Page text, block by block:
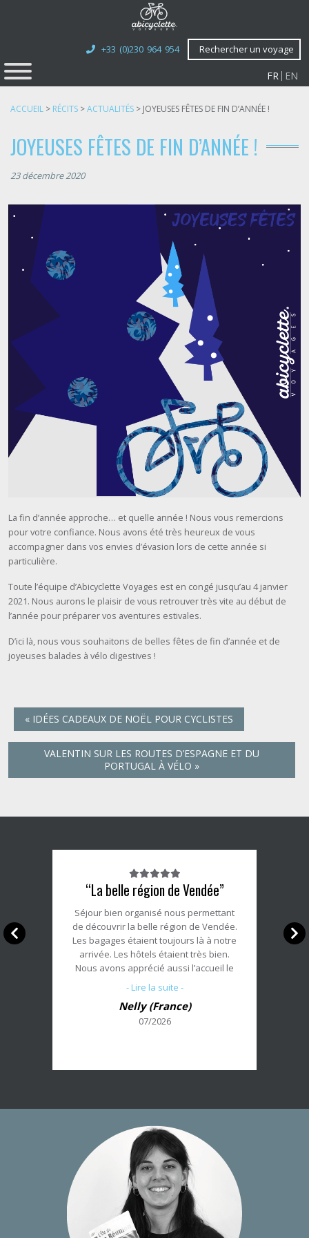
+33 (0)230 964 954 Rechercher un voyage
FR EN
ACCUEIL > RÉCITS >ACTUALITÉS > JOYEUSES FÊTES DE FIN D’ANNÉE !
JOYEUSES FÊTES DE FIN D’ANNÉE !
23 décembre 2020
La fin d’année approche… et quelle année ! Nous vous remercions
pour votre confiance. Nous avons été très heureux de vous
accompagner dans vos envies d’évasion lors de cette année si
particulière.
Toute l’équipe d’Abicyclette Voyages est en congé jusqu’au 4 janvier
2021. Nous aurons le plaisir de vous retrouver très vite au début de
l’année pour préparer vos aventures estivales.
D’ici là, nous vous souhaitons de belles fêtes de fin d’année et de
joyeuses balades à vélo digestives !
« IDÉES CADEAUX DE NOËL POUR CYCLISTES
VALENTIN SUR LES ROUTES D’ESPAGNE ET DU
PORTUGAL À VÉLO »
Note
du
client
:
5/5
“La belle région de Vendée”
Séjour bien organisé nous permettant
de découvrir la belle région de Vendée.
Les bagages étaient toujours là à notre
arrivée. Les hôtels étaient très bien.
Nous avons apprécié aussi l’accueil le
lundi avant notre départ. Merci.
- Lire la suite -
Nelly (France)
07/2026